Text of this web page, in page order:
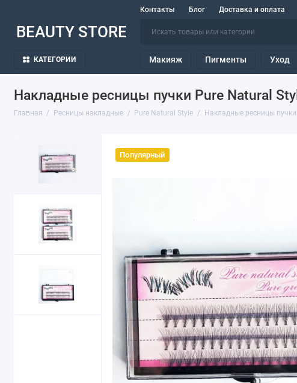
Контакты Блог Доставка и оплата
BEAUTY STORE
КАТЕГОРИИ Макияж Пигменты Уход
Накладные ресницы пучки Pure Natural
Главная Ресницы накладные Pure Natural Style Накладные ресницы
Популярный